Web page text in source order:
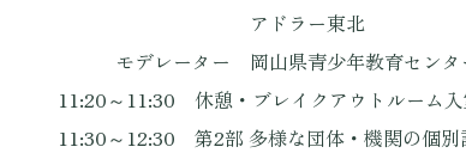
アドラー東北
モデレーター 岡山県青少年教育センタ
11:20～11:30 休憩・ブレイクアウトルーム
11:30～12:30 第2部 多様な団体・機関の個別